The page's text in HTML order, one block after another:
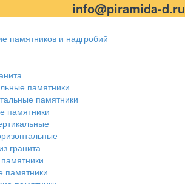
info@piramida-d.ru
памятники
памятники
памятники
гранита
памятники